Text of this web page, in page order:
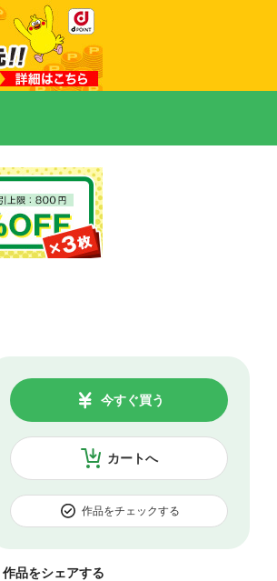
カートへ
今すぐ買う
作品をチェックする
作品をシェアする